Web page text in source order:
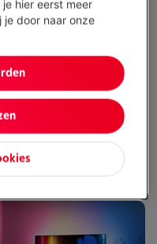
Philips Ambilight OLED-tv’s
hier eerst meer
je door naar onze